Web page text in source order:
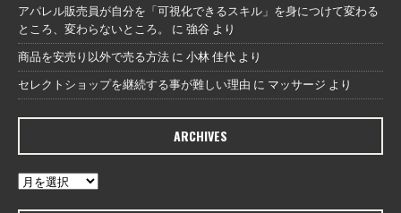
アパレル販売員が自分を「可視化できるスキル」を身につけて変わる
ところ、変わらないところ。
に 強谷 より
商品を安売り以外で売る方法 に 小林 佳代 より
セレクトショップを継続する事が難しい理由 に マッサージ より
ARCHIVES